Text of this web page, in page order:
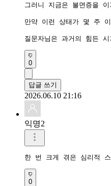
그러니 지금은 불면증을
만약 이런 상태가 몇 주 이
질문자님은 과거의 힘든
0
답글 쓰기
2026.06.10 21:16
익명2
한 번 크게 겪은 심리적
0